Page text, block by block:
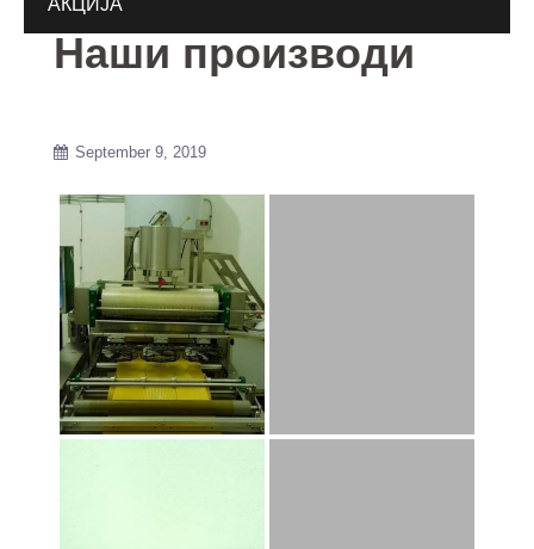
АКЦИЈА
Наши производи
September 9, 2019